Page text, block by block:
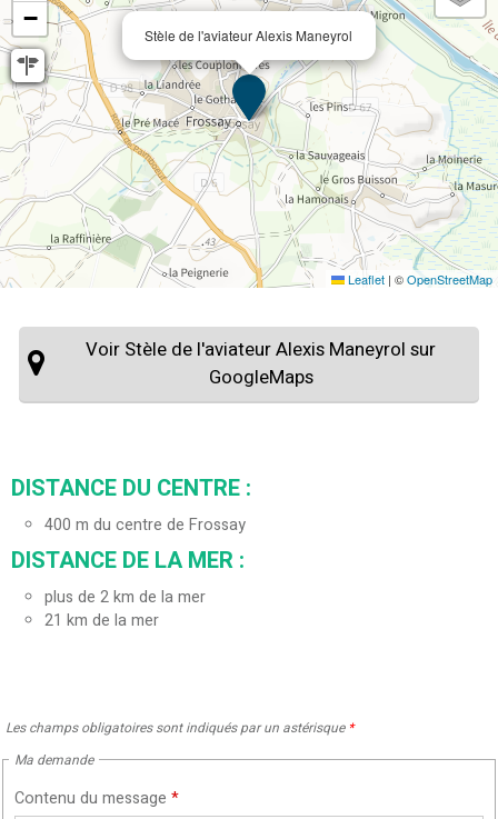
Stèle de l'aviateur Alexis Maneyrol
−
Leaflet | ©OpenStreetMap
Voir Stèle de l'aviateur Alexis Maneyrol sur
GoogleMaps
DISTANCE DU CENTRE :
400 m du centre de Frossay
DISTANCE DE LA MER :
plus de 2 km de la mer
21 km de la mer
Les champs obligatoires sont indiqués par un astérisque *
Ma demande
Contenu du message *